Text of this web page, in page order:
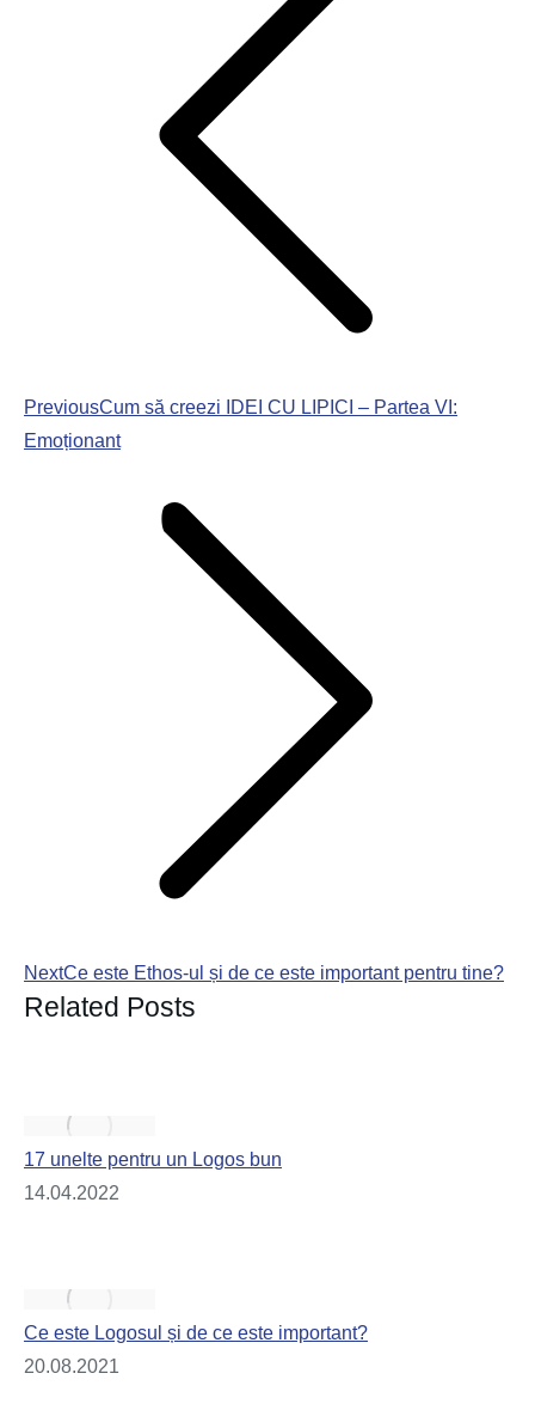
PreviousCum să creezi IDEI CU LIPICI – Partea VI:
Emoționant
NextCe este Ethos-ul și de ce este important pentru tine?
Related Posts
17 unelte pentru un Logos bun
14.04.2022
Ce este Logosul și de ce este important?
20.08.2021